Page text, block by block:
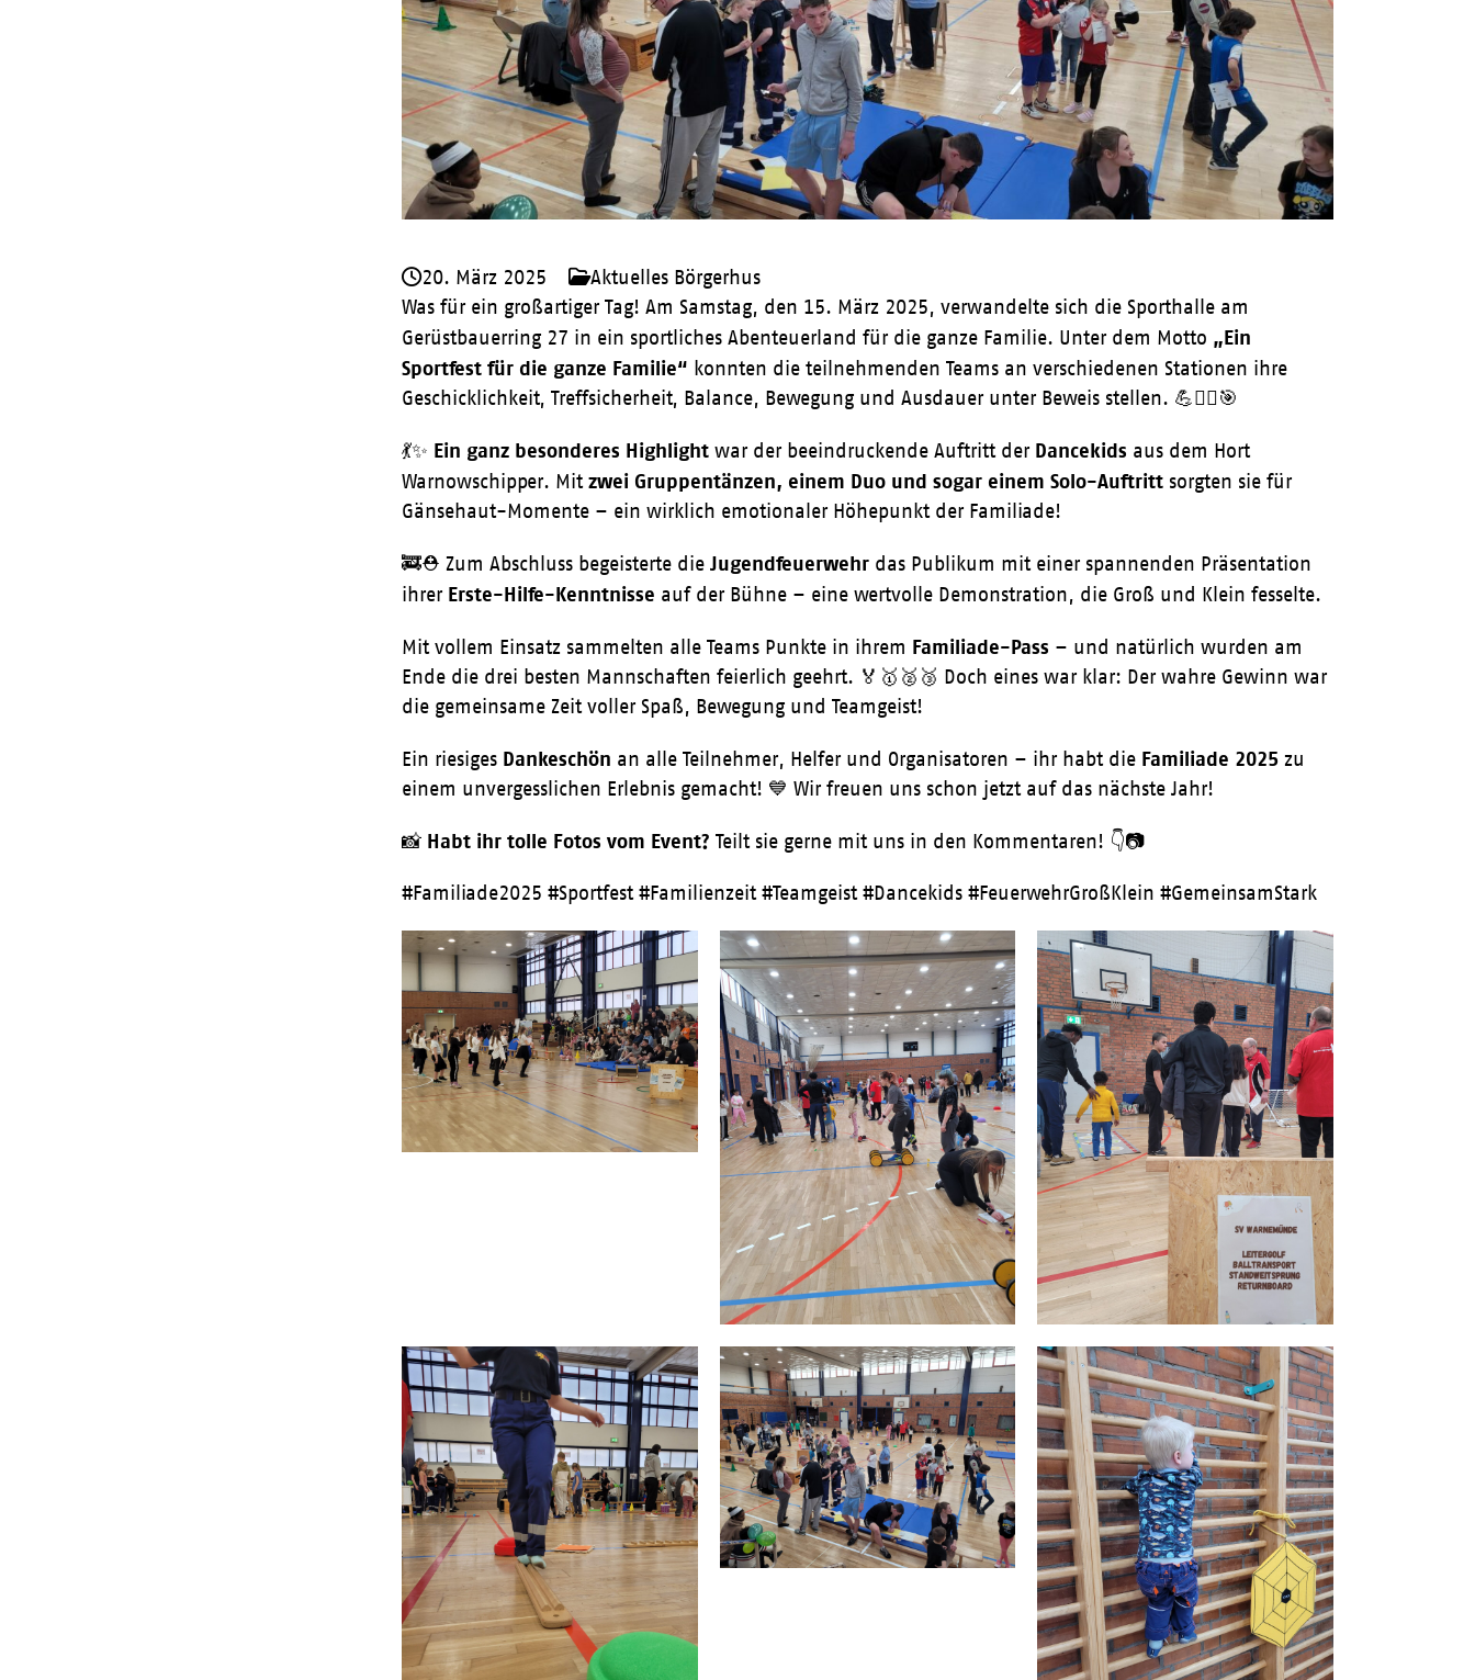
20. März 2025
Aktuelles Börgerhus
Was für ein großartiger Tag! Am Samstag, den 15. März 2025, verwandelte sich die Sporthalle am
Gerüstbauerring 27 in ein sportliches Abenteuerland für die ganze Familie. Unter dem Motto „Ein
Sportfest für die ganze Familie“ konnten die teilnehmenden Teams an verschiedenen Stationen ihre
Geschicklichkeit, Treffsicherheit, Balance, Bewegung und Ausdauer unter Beweis stellen. 💪🤸‍♂️🎯
💃✨ Ein ganz besonderes Highlightwar der beeindruckende Auftritt der Dancekids aus dem Hort
Warnowschipper. Mit zwei Gruppentänzen, einem Duo und sogar einem Solo-Auftrittsorgten sie für
Gänsehaut-Momente – ein wirklich emotionaler Höhepunkt der Familiade!
🚒⛑️ Zum Abschluss begeisterte die Jugendfeuerwehrdas Publikum mit einer spannenden Präsentation
ihrer Erste-Hilfe-Kenntnisse auf der Bühne – eine wertvolle Demonstration, die Groß und Klein fesselte.
Mit vollem Einsatz sammelten alle Teams Punkte in ihrem Familiade-Pass – und natürlich wurden am
Ende die drei besten Mannschaften feierlich geehrt. 🏅🥇🥈🥉 Doch eines war klar: Der wahre Gewinn war
die gemeinsame Zeit voller Spaß, Bewegung und Teamgeist!
Ein riesiges Dankeschön an alle Teilnehmer, Helfer und Organisatoren – ihr habt die Familiade 2025zu
einem unvergesslichen Erlebnis gemacht! 💙 Wir freuen uns schon jetzt auf das nächste Jahr!
📸 Habt ihr tolle Fotos vom Event? Teilt sie gerne mit uns in den Kommentaren! 👇📷
#Familiade2025 #Sportfest #Familienzeit #Teamgeist #Dancekids #FeuerwehrGroßKlein #GemeinsamStark